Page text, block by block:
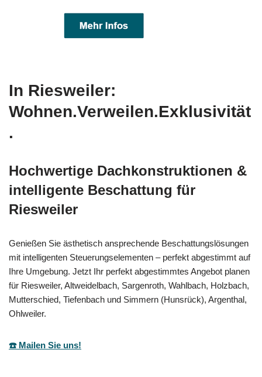
In Riesweiler:
Wohnen.Verweilen.Exklusivität
.
Hochwertige Dachkonstruktionen &
intelligente Beschattung für
Riesweiler
Genießen Sie ästhetisch ansprechende Beschattungslösungen
mit intelligenten Steuerungselementen – perfekt abgestimmt auf
Ihre Umgebung. Jetzt Ihr perfekt abgestimmtes Angebot planen
für Riesweiler, Altweidelbach, Sargenroth, Wahlbach, Holzbach,
Mutterschied, Tiefenbach und Simmern (Hunsrück), Argenthal,
Ohlweiler.
☎️ Mailen Sie uns!